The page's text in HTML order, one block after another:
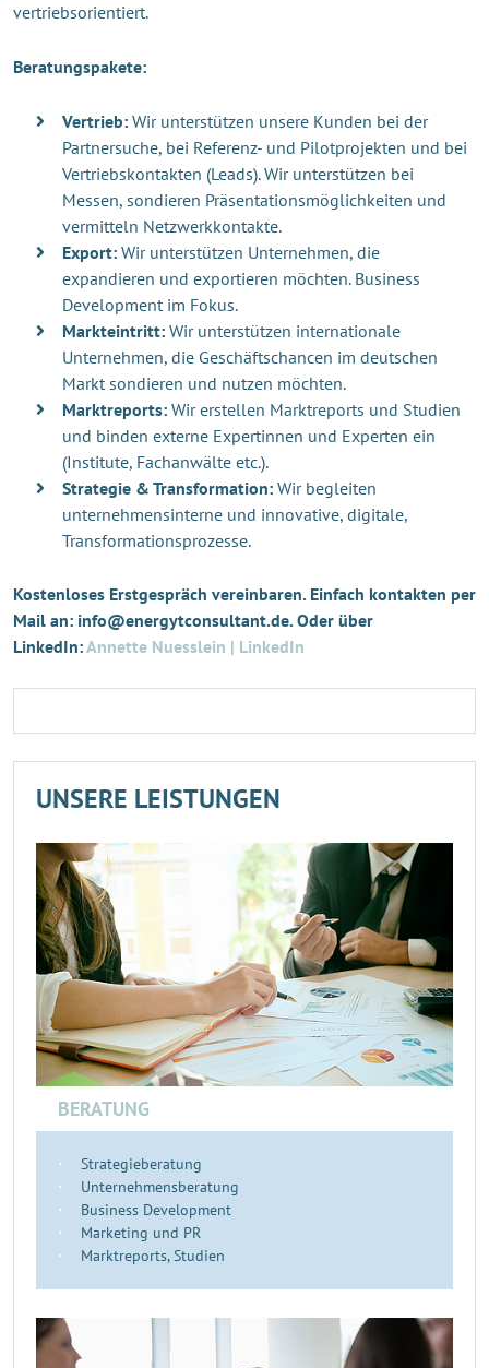
vertriebsorientiert.
Beratungspakete:
Vertrieb: Wir unterstützen unsere Kunden bei der
Partnersuche, bei Referenz- und Pilotprojekten und bei
Vertriebskontakten (Leads). Wir unterstützen bei
Messen, sondieren Präsentationsmöglichkeiten und
vermitteln Netzwerkkontakte.
Export: Wir unterstützen Unternehmen, die
expandieren und exportieren möchten. Business
Development im Fokus.
Markteintritt: Wir unterstützen internationale
Unternehmen, die Geschäftschancen im deutschen
Markt sondieren und nutzen möchten.
Marktreports: Wir erstellen Marktreports und Studien
und binden externe Expertinnen und Experten ein
(Institute, Fachanwälte etc.).
Strategie & Transformation: Wir begleiten
unternehmensinterne und innovative, digitale,
Transformationsprozesse.
Kostenloses Erstgespräch vereinbaren. Einfach kontakten per
Mail an: info@energytconsultant.de. Oder über
LinkedIn:Annette Nuesslein | LinkedIn
UNSERE LEISTUNGEN
BERATUNG
Strategieberatung
Unternehmensberatung
Business Development
Marketing und PR
Marktreports, Studien